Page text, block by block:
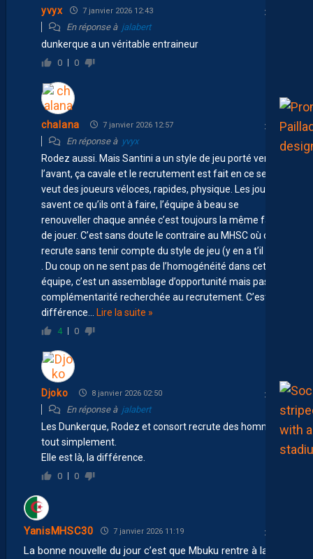
yvyx 7 janvier 2026 12:43
En réponse à jalabert
dunkerque a un véritable entraineur
0 0
chalana 7 janvier 2026 12:57
En réponse à yvyx
Rodez aussi. Mais Santini a un style de jeu porté vers
l’avant, ça cavale et le recrutement est fait en ce sens, il
veut des joueurs véloces, rapides, physique. Les joueurs
savent ce qu’ils ont à faire, l’équipe à beau se
renouveller chaque année c’est toujours la même façon
de jouer. C’est sans doute le contraire au MHSC où on
recrute sans tenir compte du style de jeu (y en a t’il un ?)
. Du coup on ne sent pas de l’homogénéité dans cette
équipe, c’est un assemblage d’opportunité mais pas de
complémentarité recherchée au recrutement. C’est la
différence
Lire la suite »
4 0
Djoko 8 janvier 2026 02:50
En réponse à jalabert
Les Dunkerque, Rodez et consort recrute des hommes
tout simplement.
Elle est là, la différence.
0 0
YanisMHSC30 7 janvier 2026 11:19
La bonne nouvelle du jour c’est que Mbuku rentre à la